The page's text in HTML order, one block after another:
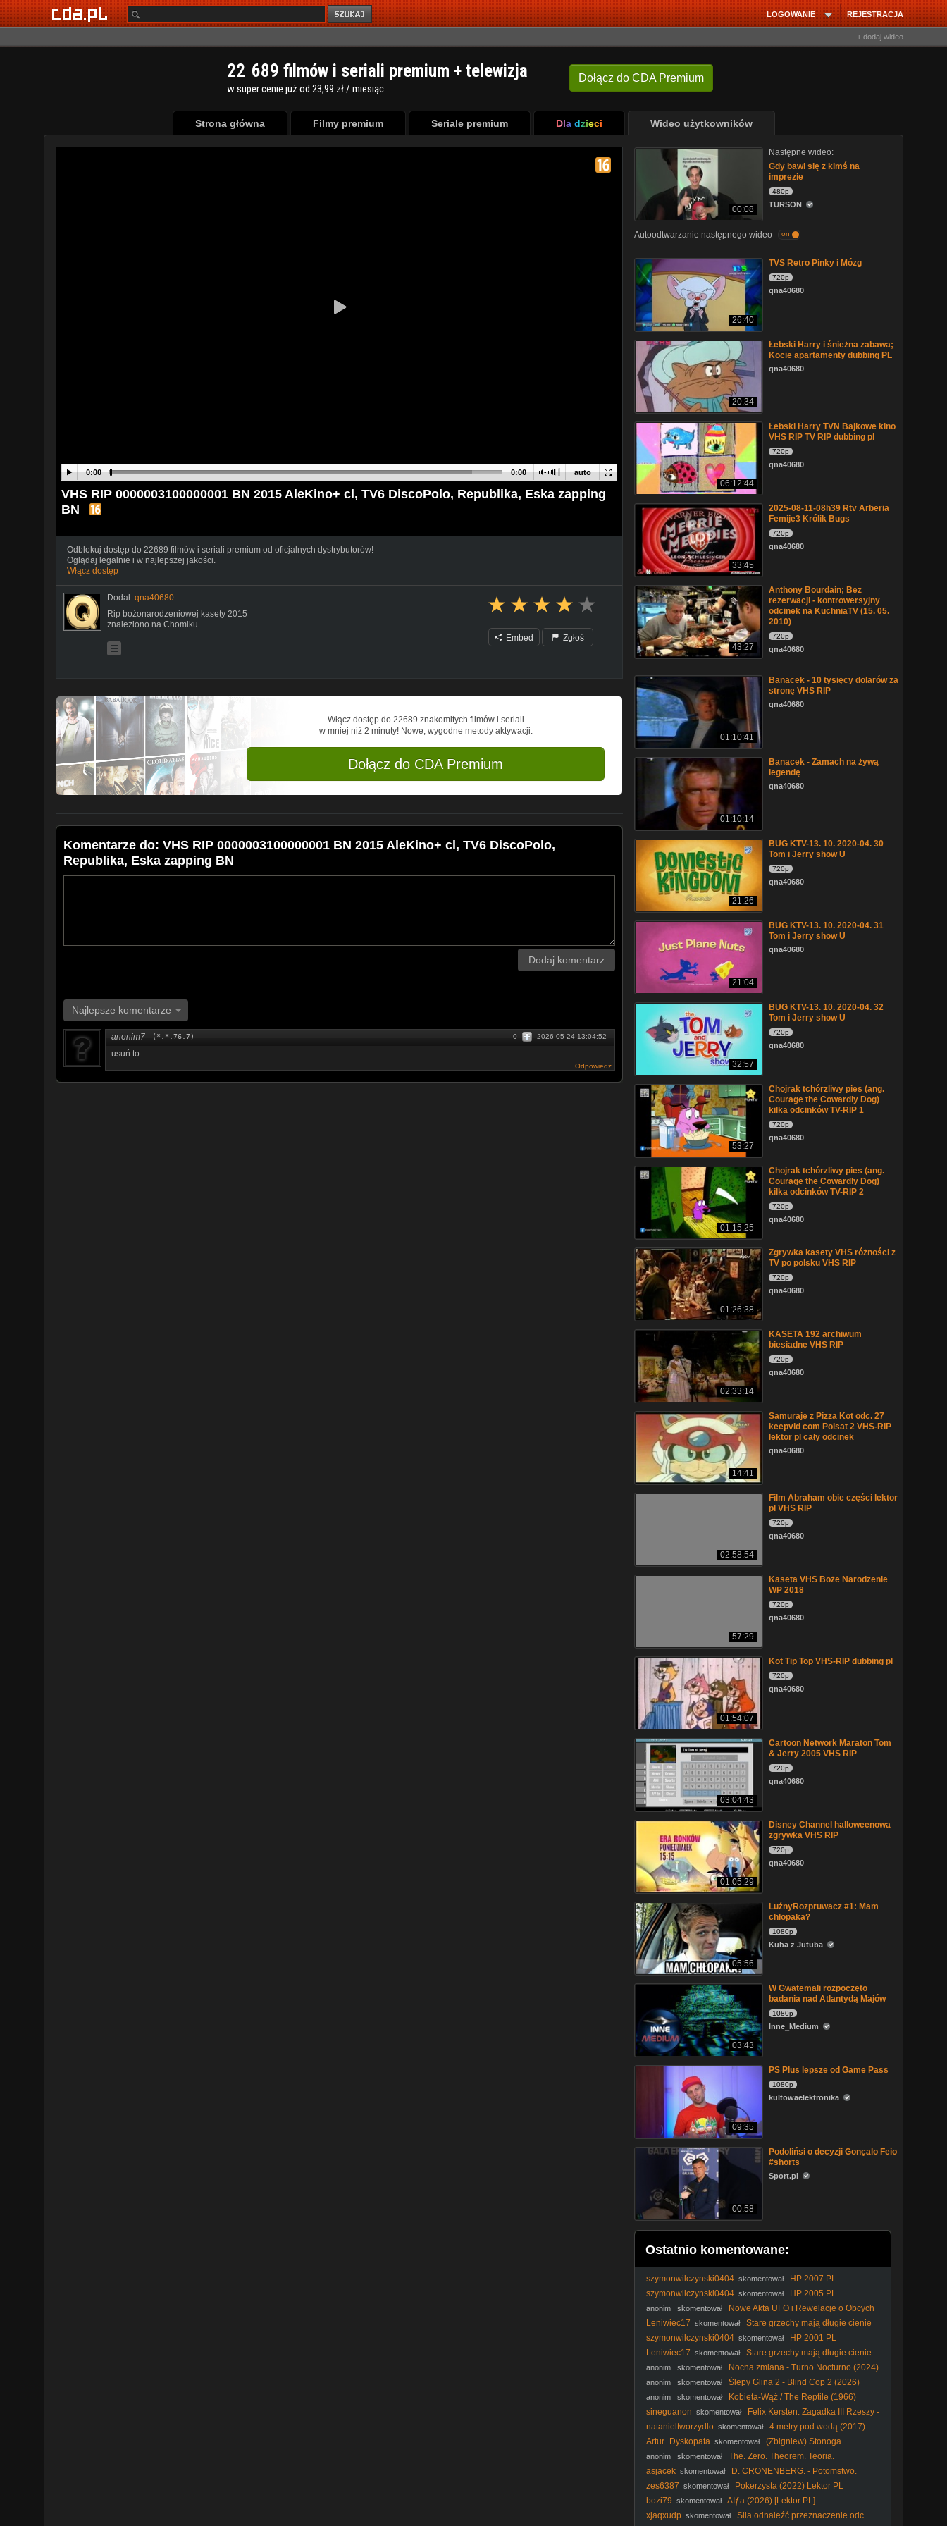
REJESTRACJA
LOGOWANIE
+ dodaj wideo
Dołącz do CDA Premium
22 689 filmów i seriali premium + telewizja
w super cenie już od 23,99 zł / miesiąc
Strona główna Filmy premium Seriale premium Dla dzieci Wideo użytkowników
auto
0:00 0:00
VHS RIP 0000003100000001 BN 2015 AleKino+ cl, TV6 DiscoPolo, Republika, Eska zapping
BN
Odblokuj dostęp do 22689 filmów i seriali premium od oficjalnych dystrybutorów!
Oglądaj legalnie i w najlepszej jakości.
Włącz dostęp
Dodał: qna40680
Rip bożonarodzeniowej kasety 2015
znaleziono na Chomiku
Embed
Zgłoś
Włącz dostęp do 22689 znakomitych filmów i seriali
w mniej niż 2 minuty! Nowe, wygodne metody aktywacji.
Dołącz do CDA Premium
Komentarze do: VHS RIP 0000003100000001 BN 2015 AleKino+ cl, TV6 DiscoPolo,
Republika, Eska zapping BN
Dodaj komentarz
Najlepsze komentarze
anonim7 (*.*.76.7) 2026-05-24 13:04:52
0
usuń to
Odpowiedz
00:08
Następne wideo:
Gdy bawi się z kimś na
imprezie
480p
TURSON
Autoodtwarzanie następnego wideo on
26:40
TVS Retro Pinky i Mózg
720p
qna40680
20:34
Łebski Harry i śnieżna zabawa;
Kocie apartamenty dubbing PL
qna40680
06:12:44
Łebski Harry TVN Bajkowe kino
VHS RIP TV RIP dubbing pl
720p
qna40680
33:45
2025-08-11-08h39 Rtv Arberia
Femije3 Królik Bugs
720p
qna40680
43:27
Anthony Bourdain; Bez
rezerwacji - kontrowersyjny
odcinek na KuchniaTV (15. 05.
2010)
720p
qna40680
01:10:41
Banacek - 10 tysięcy dolarów za
stronę VHS RIP
qna40680
01:10:14
Banacek - Zamach na żywą
legendę
qna40680
21:26
BUG KTV-13. 10. 2020-04. 30
Tom i Jerry show U
720p
qna40680
21:04
BUG KTV-13. 10. 2020-04. 31
Tom i Jerry show U
qna40680
32:57
BUG KTV-13. 10. 2020-04. 32
Tom i Jerry show U
720p
qna40680
53:27
Chojrak tchórzliwy pies (ang.
Courage the Cowardly Dog)
kilka odcinków TV-RIP 1
720p
qna40680
01:15:25
Chojrak tchórzliwy pies (ang.
Courage the Cowardly Dog)
kilka odcinków TV-RIP 2
720p
qna40680
01:26:38
Zgrywka kasety VHS różności z
TV po polsku VHS RIP
720p
qna40680
02:33:14
KASETA 192 archiwum
biesiadne VHS RIP
720p
qna40680
14:41
Samuraje z Pizza Kot odc. 27
keepvid com Polsat 2 VHS-RIP
lektor pl cały odcinek
qna40680
02:58:54
Film Abraham obie części lektor
pl VHS RIP
720p
qna40680
57:29
Kaseta VHS Boże Narodzenie
WP 2018
720p
qna40680
01:54:07
Kot Tip Top VHS-RIP dubbing pl
720p
qna40680
03:04:43
Cartoon Network Maraton Tom
& Jerry 2005 VHS RIP
720p
qna40680
01:05:29
Disney Channel halloweenowa
zgrywka VHS RIP
720p
qna40680
05:56
LuźnyRozpruwacz #1: Mam
chłopaka?
1080p
Kuba z Jutuba
03:43
W Gwatemali rozpoczęto
badania nad Atlantydą Majów
1080p
Inne_Medium
09:35
PS Plus lepsze od Game Pass
1080p
kultowaelektronika
00:58
Podolińsi o decyzji Gonçalo Feio
#shorts
Sport.pl
Ostatnio komentowane:
szymonwilczynski0404 skomentował
HP 2007 PL
szymonwilczynski0404 skomentował HP 2005 PL
anonim skomentował
Nowe Akta UFO i Rewelacje o Obcych
Leniwiec17 skomentował
Stare grzechy mają długie cienie
(2014) Lektor PL
szymonwilczynski0404 skomentował
HP 2001 PL
Leniwiec17 skomentował
Stare grzechy mają długie cienie
(2014) Lektor PL
anonim skomentował
Nocna zmiana - Turno Nocturno (2024)
[Lektor PL]
anonim skomentował
Ślepy Glina 2 - Blind Cop 2 (2026)
[ENG]
anonim skomentował
Kobieta-Wąż / The Reptile (1966)
[Lektor PL]
sineguanon skomentował
Felix Kersten. Zagadka III Rzeszy -
The Kersten Case (2025)
natanieltworzydlo skomentował
4 metry pod wodą (2017)
Lektor PL
Artur_Dyskopata skomentował
(Zbigniew) Stonoga
STUDIOS - Citizen Vigilante (parodia)
anonim skomentował
The. Zero. Theorem. Teoria.
Wszystkiego. 2013. Lektor.pl
asjacek skomentował
D. CRONENBERG. - Potomstwo.
zes6387 skomentował
Pokerzysta (2022) Lektor PL
bozi79 skomentował AIƒa (2026) [Lektor PL]
xjaqxudp skomentował
Sila odnaleźć przeznaczenie odc